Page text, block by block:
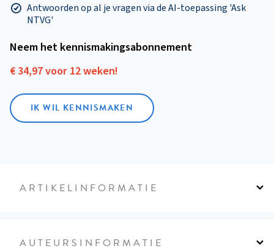
Antwoorden op al je vragen via de AI-toepassing 'Ask
NTVG'
Neem het kennismakings­abonnement
€ 34,97 voor 12 weken!
IK WIL KENNISMAKEN
ARTIKELINFORMATIE
AUTEURSINFORMATIE